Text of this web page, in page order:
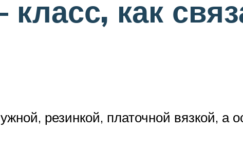
как
резинкой, платочной вязкой, а